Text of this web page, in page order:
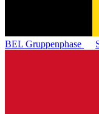
BEL Gruppenphase